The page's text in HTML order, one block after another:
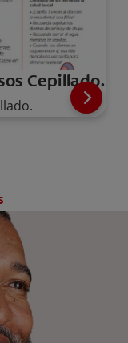
Cepillado.